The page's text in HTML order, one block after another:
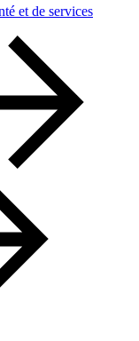
et de services